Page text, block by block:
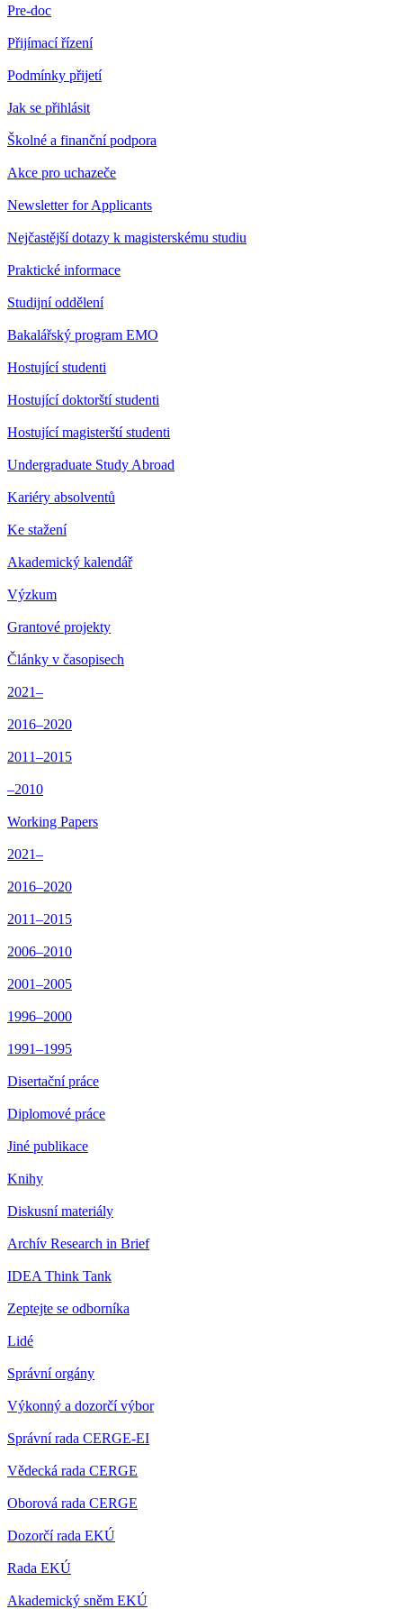
Pre-doc
Přijímací řízení
Podmínky přijetí
Jak se přihlásit
Školné a finanční podpora
Akce pro uchazeče
Newsletter for Applicants
Nejčastější dotazy k magisterskému studiu
Praktické informace
Studijní oddělení
Bakalářský program EMO
Hostující studenti
Hostující doktorští studenti
Hostující magisterští studenti
Undergraduate Study Abroad
Kariéry absolventů
Ke stažení
Akademický kalendář
Výzkum
Grantové projekty
Články v časopisech
2021–
2016–2020
2011–2015
–2010
Working Papers
2021–
2016–2020
2011–2015
2006–2010
2001–2005
1996–2000
1991–1995
Disertační práce
Diplomové práce
Jiné publikace
Knihy
Diskusní materiály
Archív Research in Brief
IDEA Think Tank
Zeptejte se odborníka
Lidé
Správní orgány
Výkonný a dozorčí výbor
Správní rada CERGE-EI
Vědecká rada CERGE
Oborová rada CERGE
Dozorčí rada EKÚ
Rada EKÚ
Akademický sněm EKÚ